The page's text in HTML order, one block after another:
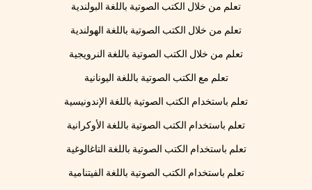
تعلم من خلال الكتب الصوتية باللغة البولندية
تعلم من خلال الكتب الصوتية باللغة الهولندية
تعلم من خلال الكتب الصوتية باللغة النرويجية
تعلم مع الكتب الصوتية باللغة اليونانية
تعلم باستخدام الكتب الصوتية باللغة الإندونيسية
تعلم باستخدام الكتب الصوتية باللغة الأوكرانية
تعلم باستخدام الكتب الصوتية باللغة التاغالوغية
تعلم باستخدام الكتب الصوتية باللغة الفيتنامية